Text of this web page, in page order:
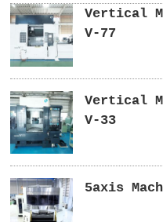
Vertical
V-77
Vertical
V-33
5axis